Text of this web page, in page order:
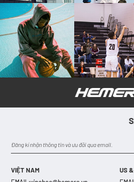
SÀI
VIỆT NAM
US